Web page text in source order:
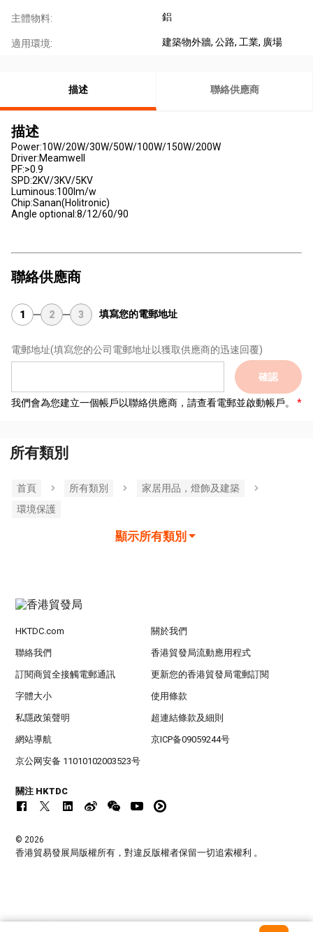
主體物料: 鋁
適用環境: 建築物外牆, 公路, 工業, 廣場
描述 聯絡供應商
描述
Power:10W/20W/30W/50W/100W/150W/200W
Driver:Meamwell
PF:>0.9
SPD:2KV/3KV/5KV
Luminous:100lm/w
Chip:Sanan(Holitronic)
Angle optional:8/12/60/90
聯絡供應商
1 2 3 填寫您的電郵地址
電郵地址(填寫您的公司電郵地址以獲取供應商的迅速回覆)
確認
我們會為您建立一個帳戶以聯絡供應商，請查看電郵並啟動帳戶。
所有類別
首頁 所有類別
家居用品，燈飾及建築
環境保護
顯示所有類別
HKTDC.com 關於我們
聯絡我們 香港貿發局流動應用程式
訂閱商貿全接觸電郵通訊 更新您的香港貿發局電郵訂閱
字體大小 使用條款
私隱政策聲明 超連結條款及細則
網站導航 京ICP备09059244号
京公网安备 11010102003523号
關注 HKTDC
© 2026
香港貿易發展局版權所有，對違反版權者保留一切追索權利 。